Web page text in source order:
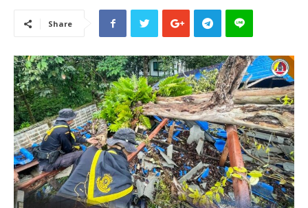
Share